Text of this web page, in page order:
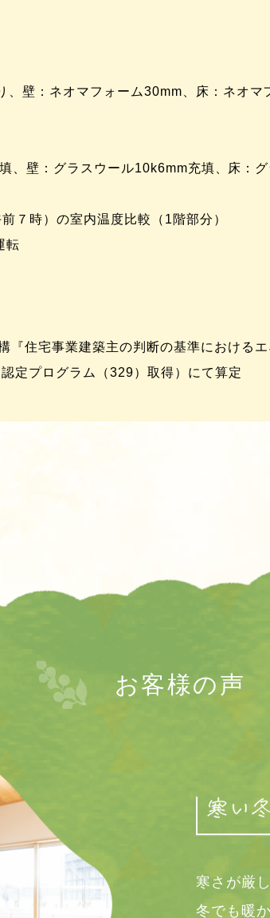
、壁：ネオマフォーム30mm、床：ネオマ
、壁：グラスウール10k6mm充填、床：
７時）の室内温度比較（1階部分）
転
『住宅事業建築主の判断の基準における
定プログラム（329）取得）にて算定
お客様の声
寒さが厳
冬でも暖